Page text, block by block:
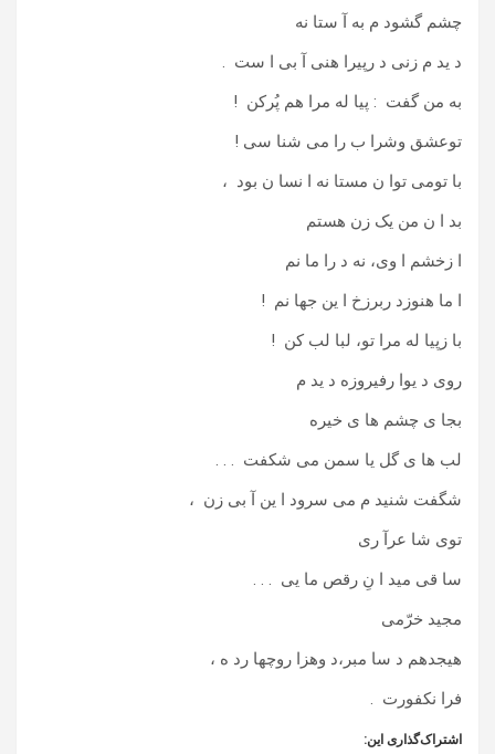
چشم گشود م به آ ستا نه
د ید م زنی د رپیرا هنی آ بی ا ست .
به من گفت : پیا له مرا هم پُرکن !
توعشق وشرا ب را می شنا سی !
با تومی توا ن مستا نه ا نسا ن بود ،
بد ا ن من یک زن هستم
ا زخشم ا وی، نه د را ما نم
ا ما هنوزد ربرزخ ا ین جها نم !
با زپیا له مرا تو، لبا لب کن !
روی د یوا رفیروزه د ید م
بجا ی چشم ها ی خیره
لب ها ی گل یا سمن می شکفت . . .
شگفت شنید م می سرود ا ین آ بی زن ،
توی شا عرآ ری
سا قی مید ا نِ رقص ما یی . . .
مجید خرّمی
هیجدهم د سا مبر،د وهزا روچها رد ه ،
فرا نکفورت .
اشتراک‌گذاری این: